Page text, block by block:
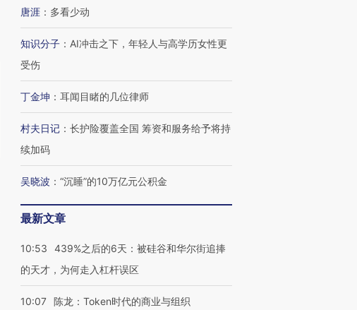
唐涯 ： 多看少动
知识分子 ： AI冲击之下，年轻人与高学历女性更
受伤
丁金坤 ： 耳闻目睹的几位律师
村夫日记 ： 长护险覆盖全国 筹资和服务给予将持
续加码
吴晓波 ： “沉睡”的10万亿元公积金
最新文章
10:53
439%之后的6天：被硅谷和华尔街追捧
的天才，为何走入杠杆误区
10:07 陈龙：Token时代的商业与组织